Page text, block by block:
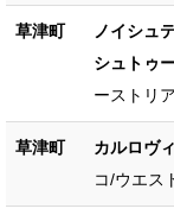
草津町
ノイシュ
シュトゥ
ーストリ
草津町 カルロヴ
コ/ウエス